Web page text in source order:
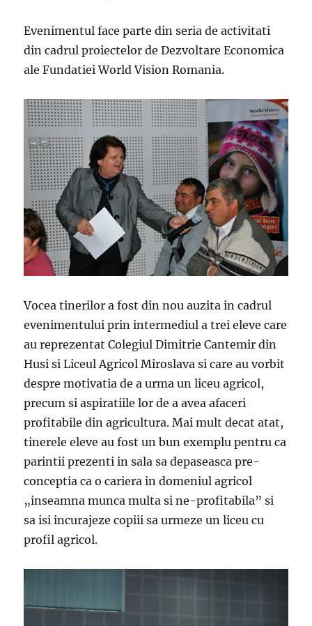
Evenimentul face parte din seria de activitati
din cadrul proiectelor de Dezvoltare Economica
ale Fundatiei World Vision Romania.
Vocea tinerilor a fost din nou auzita in cadrul
evenimentului prin intermediul a trei eleve care
au reprezentat Colegiul Dimitrie Cantemir din
Husi si Liceul Agricol Miroslava si care au vorbit
despre motivatia de a urma un liceu agricol,
precum si aspiratiile lor de a avea afaceri
profitabile din agricultura. Mai mult decat atat,
tinerele eleve au fost un bun exemplu pentru ca
parintii prezenti in sala sa depaseasca pre-
conceptia ca o cariera in domeniul agricol
„inseamna munca multa si ne-profitabila” si
sa isi incurajeze copiii sa urmeze un liceu cu
profil agricol.